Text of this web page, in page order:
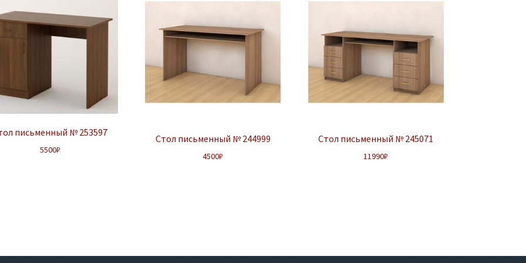
письменный № 253597
5500₽
Стол письменный № 244999
4500₽
Стол письменный № 245071
11990₽